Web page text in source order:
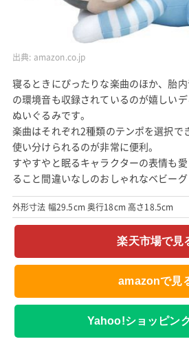
出典: amazon.co.jp
寝るときにぴったりな楽曲のほか、胎
の環境音も収録されているのが嬉しい
ぬいぐるみです。
楽曲はそれぞれ2種類のテンポを選択で
使い分けられるのが非常に便利。
すやすやと眠るキャラクターの表情も
ること間違いなしのおしゃれなベビーグ
外形寸法 幅29.5cm 奥行18cm 高さ18.5cm
楽天市場で見
amazonで見
Yahoo!ショッピン